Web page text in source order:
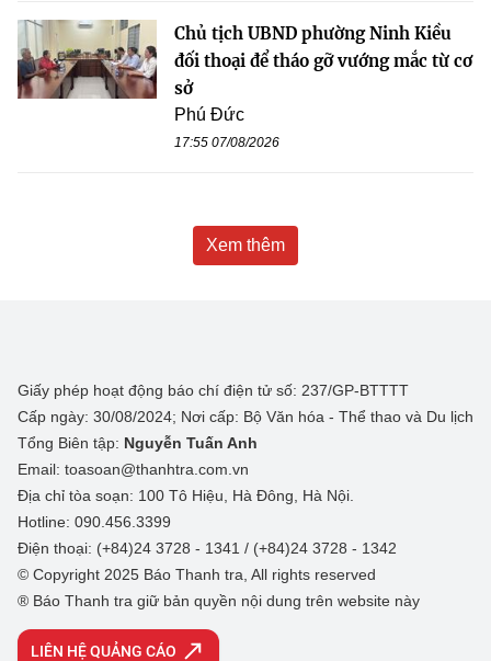
Chủ tịch UBND phường Ninh Kiều
đối thoại để tháo gỡ vướng mắc từ cơ
sở
Phú Đức
17:55 07/08/2026
Xem thêm
Giấy phép hoạt động báo chí điện tử số: 237/GP-BTTTT
Cấp ngày: 30/08/2024; Nơi cấp: Bộ Văn hóa - Thể thao và Du lịch
Tổng Biên tập: Nguyễn Tuấn Anh
Email: toasoan@thanhtra.com.vn
Địa chỉ tòa soạn: 100 Tô Hiệu, Hà Đông, Hà Nội.
Hotline: 090.456.3399
Điện thoại: (+84)24 3728 - 1341 / (+84)24 3728 - 1342
© Copyright 2025 Báo Thanh tra, All rights reserved
® Báo Thanh tra giữ bản quyền nội dung trên website này
LIÊN HỆ QUẢNG CÁO